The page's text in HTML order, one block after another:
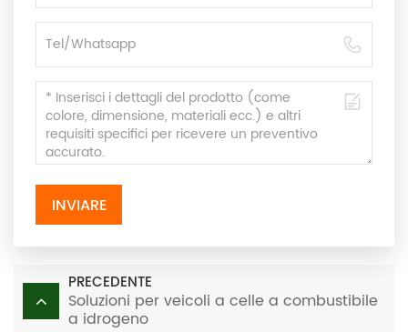
INVIARE
PRECEDENTE
Soluzioni per veicoli a celle a combustibile
a idrogeno